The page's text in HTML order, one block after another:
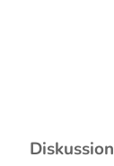
Diskussion